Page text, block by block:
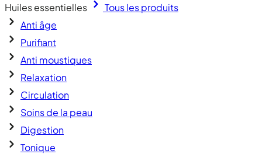
Huiles essentielles
Tous les produits
Anti âge
Purifiant
Anti moustiques
Relaxation
Circulation
Soins de la peau
Digestion
Tonique